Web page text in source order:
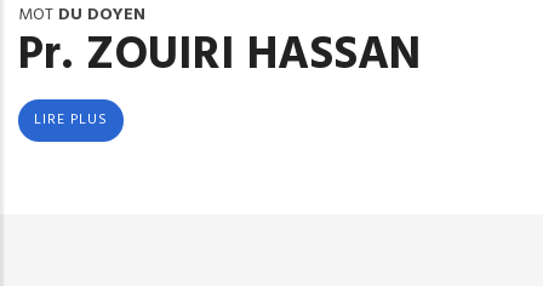
MOT DU DOYEN
Pr. ZOUIRI HASSAN
LIRE PLUS